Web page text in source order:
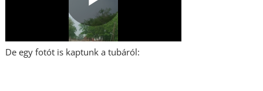
De egy fotót is kaptunk a tubáról: